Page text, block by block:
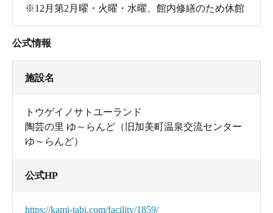
※12月第2月曜・火曜・水曜、館内修繕のため休館
公式情報
施設名
トウゲイノサトユーランド
陶芸の里 ゆ～らんど（旧加美町温泉交流センター
ゆ～らんど）
公式HP
https://kami-tabi.com/facility/1859/